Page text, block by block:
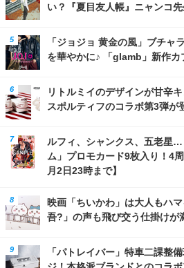
い？『夏目友人帳』ニャンコ
「ジョジョ 黄金の風」ブチャ
を華やかに♪ 「glamb」新作
リトルミイのデザインが甘辛
スポルティフのコラボ第3弾が
ルフィ、シャンクス、五老星
ム」プロモカード9枚入り！4
月2日23時まで】
映画「ちいかわ」は大人もハ
吾?」の声も飛び交う仕掛けが
「パトレイバー」特車二課整